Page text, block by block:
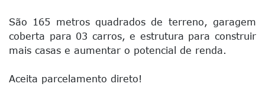
São 165 metros quadrados de terreno, garagem
coberta para 03 carros, e estrutura para construir
mais casas e aumentar o potencial de renda.
Aceita parcelamento direto!